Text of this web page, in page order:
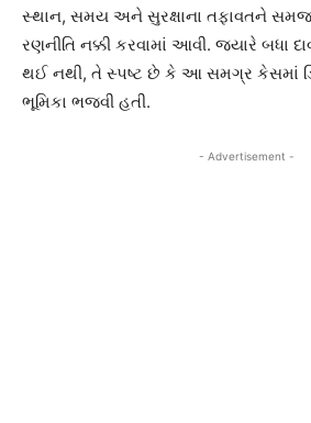
સ્થાન, સમય અને સુરક્ષાના તફાવતને
રણનીતિ નક્કી કરવામાં આવી. જ્યારે બધા
થઈ નથી, તે સ્પષ્ટ છે કે આ સમગ્ર કેસમાં
ભૂમિકા ભજવી હતી.
- Advertisement -